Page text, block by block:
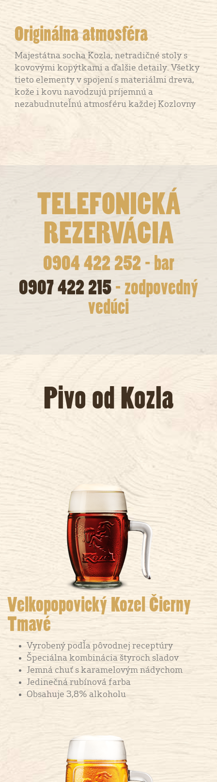
Originálna atmosféra
Majestátna socha Kozla, netradičné stoly s
kovovými kopýtkami a ďalšie detaily. Všetky
tieto elementy v spojení s materiálmi dreva,
kože i kovu navodzujú príjemnú a
nezabudnuteľnú atmosféru každej Kozlovny
TELEFONICKÁ
REZERVÁCIA
0904 422 252 - bar
0907 422 215 - zodpovedný
vedúci
Pivo od Kozla
Velkopopovický Kozel Čierny
Tmavé
Vyrobený podľa pôvodnej receptúry
Špeciálna kombinácia štyroch sladov
Jemná chuť s karamelovým nádychom
Jedinečná rubínová farba
Obsahuje 3,8% alkoholu